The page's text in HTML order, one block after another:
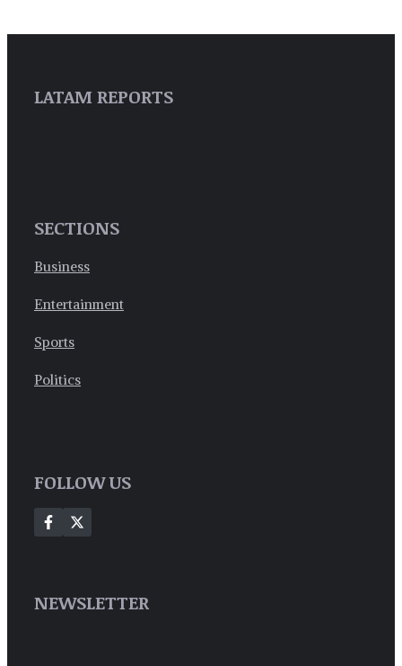
LATAM REPORTS
SECTIONS
Business
Entertainment
Sports
Politics
FOLLOW US
NEWSLETTER